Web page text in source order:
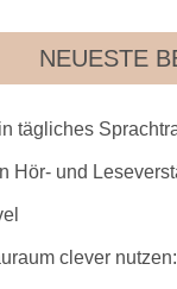
NEUESTE
tägliches
Hör- und
clever